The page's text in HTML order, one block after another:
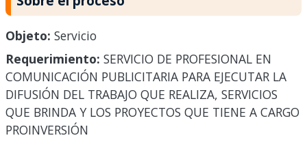
Objeto: Servicio
Requerimiento: SERVICIO DE PROFESIONAL EN
COMUNICACIÓN PUBLICITARIA PARA EJECUTAR LA
DIFUSIÓN DEL TRABAJO QUE REALIZA, SERVICIOS
QUE BRINDA Y LOS PROYECTOS QUE TIENE A CARGO
PROINVERSIÓN